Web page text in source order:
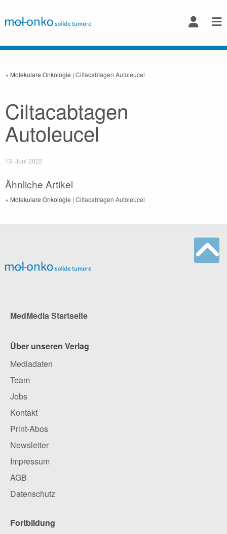
« Molekulare Onkologie | Ciltacabtagen Autoleucel
Ciltacabtagen
Autoleucel
13. Juni 2022
Ähnliche Artikel
« Molekulare Onkologie | Ciltacabtagen Autoleucel
MedMedia Startseite
Über unseren Verlag
Mediadaten
Team
Jobs
Kontakt
Print-Abos
Newsletter
Impressum
AGB
Datenschutz
Fortbildung